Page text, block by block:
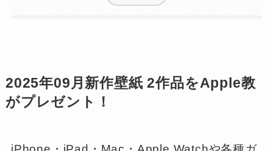
2025年09月新作壁紙 2作品をApple教
がプレゼント！